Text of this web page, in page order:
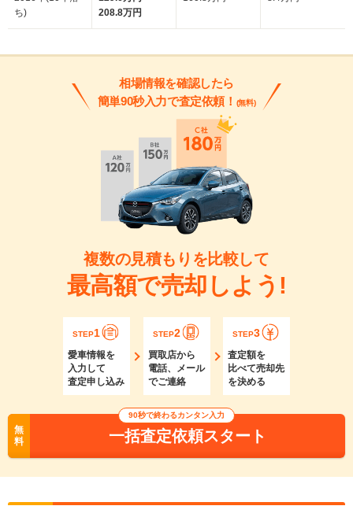
ち)
208.8万円
相場情報を確認したら
簡単90秒入力で査定依頼！ (無料)
複数の見積もりを比較して
最高額で売却しよう!
STEP1
愛車情報を
入力して
査定申し込み
STEP2
買取店から
電話、メール
でご連絡
STEP3
査定額を
比べて売却先
を決める
無
料
90秒で終わるカンタン入力
一括査定依頼スタート